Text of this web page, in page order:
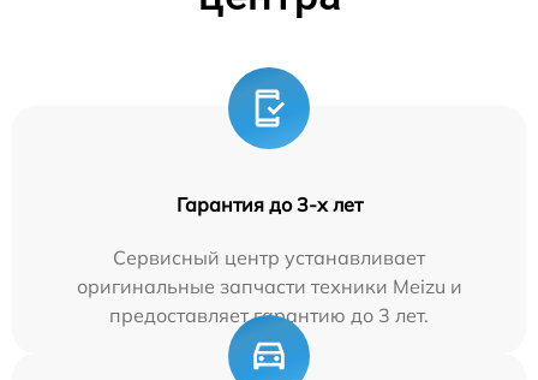
Гарантия до 3-х лет
Сервисный центр устанавливает
оригинальные запчасти техники Meizu и
предоставляет гарантию до 3 лет.